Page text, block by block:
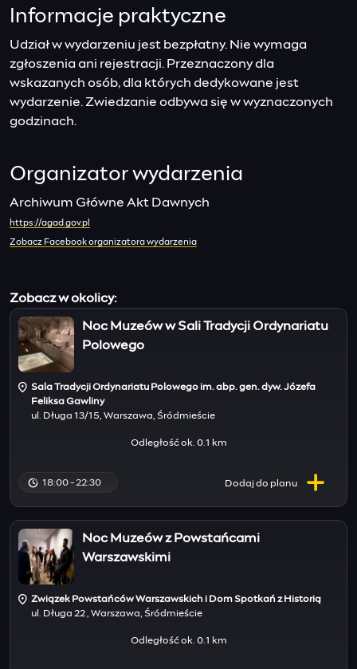
Informacje praktyczne
Udział w wydarzeniu jest bezpłatny. Nie wymaga
zgłoszenia ani rejestracji. Przeznaczony dla
wskazanych osób, dla których dedykowane jest
wydarzenie. Zwiedzanie odbywa się w wyznaczonych
godzinach.
Organizator wydarzenia
Archiwum Główne Akt Dawnych
https://agad.gov.pl
Zobacz Facebook organizatora wydarzenia
Zobacz w okolicy:
Noc Muzeów w Sali Tradycji Ordynariatu
Polowego
Sala Tradycji Ordynariatu Polowego im. abp. gen. dyw. Józefa
Feliksa Gawliny
ul. Długa 13/15, Warszawa, Śródmieście
Odległość ok. 0.1 km
18:00 - 22:30 Dodaj do planu
Noc Muzeów z Powstańcami
Warszawskimi
Związek Powstańców Warszawskich i Dom Spotkań z Historią
ul. Długa 22 , Warszawa, Śródmieście
Odległość ok. 0.1 km